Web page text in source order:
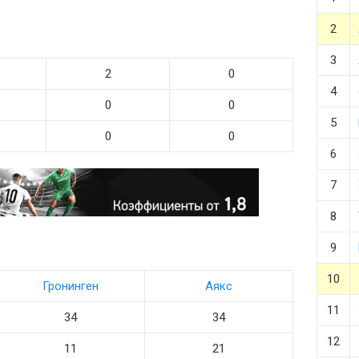
2 0
0 0
0 0
Гронинген Аякс
34 34
11 21
2
3
4
5
6
7
8
9
10
11
12